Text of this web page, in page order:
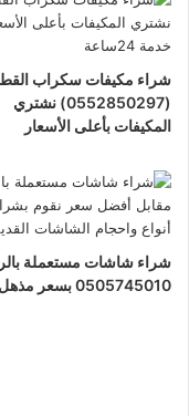
شراء مكيفات سكراب
(0552850297) نشتري
المكيفات بأعلى الأسعار
شراء شاشات مستعملة
0505745010 بسعر مذهل